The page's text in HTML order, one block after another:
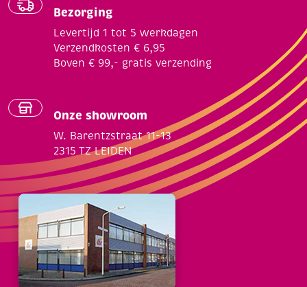
Bezorging
Levertijd 1 tot 5 werkdagen
Verzendkosten € 6,95
Boven € 99,- gratis verzending
Onze showroom
W. Barentzstraat 11-13
2315 TZ LEIDEN